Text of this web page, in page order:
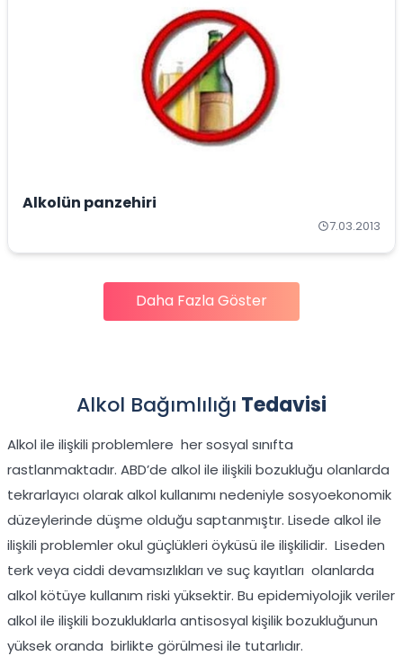
Alkolün panzehiri
7.03.2013
Daha Fazla Göster
Alkol Bağımlılığı Tedavisi
Alkol ile ilişkili problemlere her sosyal sınıfta
rastlanmaktadır. ABD’de alkol ile ilişkili bozukluğu olanlarda
tekrarlayıcı olarak alkol kullanımı nedeniyle sosyoekonomik
düzeylerinde düşme olduğu saptanmıştır. Lisede alkol ile
ilişkili problemler okul güçlükleri öyküsü ile ilişkilidir. Liseden
terk veya ciddi devamsızlıkları ve suç kayıtları olanlarda
alkol kötüye kullanım riski yüksektir. Bu epidemiyolojik veriler
alkol ile ilişkili bozukluklarla antisosyal kişilik bozukluğunun
yüksek oranda birlikte görülmesi ile tutarlıdır.